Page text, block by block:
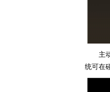
主
统可在